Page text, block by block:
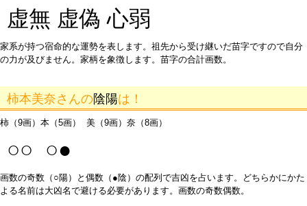
虚無 虚偽 心弱
家系が持つ宿命的な運勢を表します。祖先から受け継いだ苗字ですので自分
の力が及びません。家柄を象徴します。苗字の合計画数。
柿本美奈さんの陰陽は！
柿（9画）本（5画） 美（9画）奈（8画）
○○ ○●
画数の奇数（○陽）と偶数（●陰）の配列で吉凶を占います。どちらかにかた
よる名前は大凶名で避ける必要があります。画数の奇数偶数。